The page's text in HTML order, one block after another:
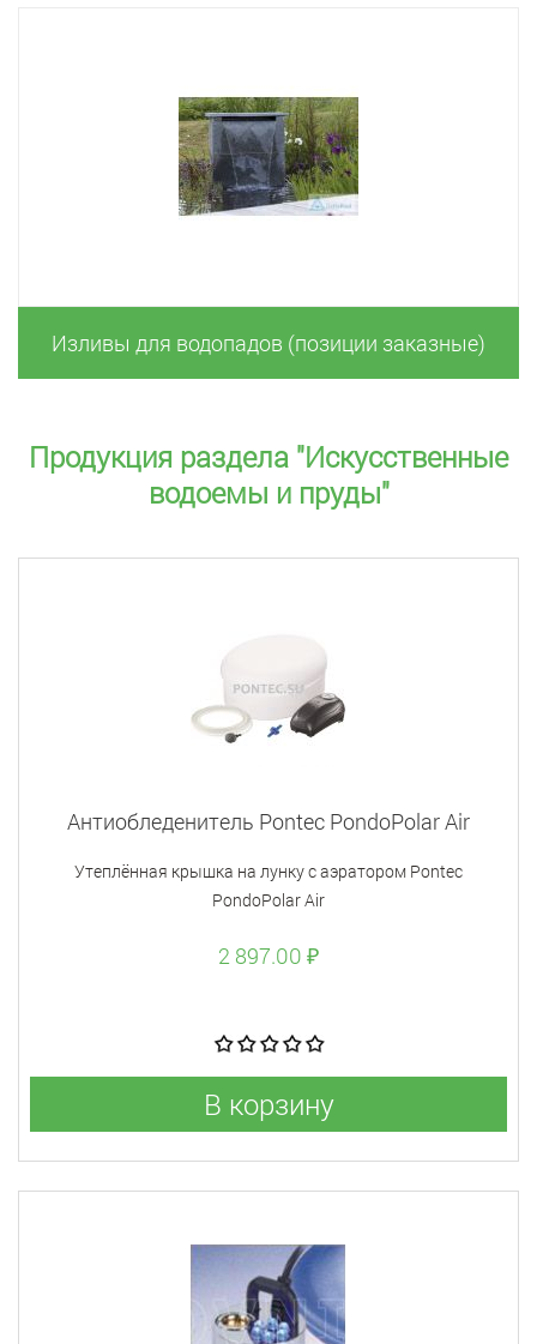
Изливы для водопадов (позиции заказные)
Продукция раздела "Искусственные
водоемы и пруды"
Антиобледенитель Pontec PondoPolar Air
Утеплённая крышка на лунку с аэратором Pontec
PondoPolar Air
2 897.00 ₽
В корзину